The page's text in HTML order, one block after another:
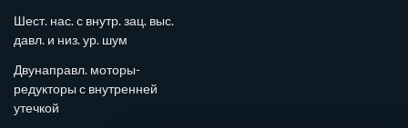
Шест. нас. с внутр. зац. выс.
давл. и низ. ур. шум
Двунаправл. моторы-
редукторы с внутренней
утечкой